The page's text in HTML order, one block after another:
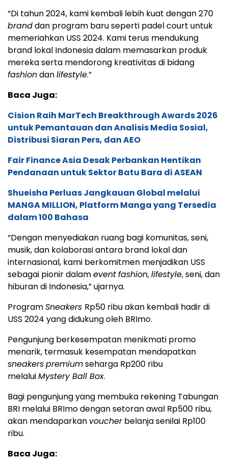
“Di tahun 2024, kami kembali lebih kuat dengan 270
branddan program baru seperti padel court untuk
memeriahkan USS 2024. Kami terus mendukung
brand lokal Indonesia dalam memasarkan produk
mereka serta mendorong kreativitas di bidang
fashiondanlifestyle.”
Baca Juga:
Cision Raih MarTech Breakthrough Awards 2026
untuk Pemantauan dan Analisis Media Sosial,
Distribusi Siaran Pers, dan AEO
Fair Finance Asia Desak Perbankan Hentikan
Pendanaan untuk Sektor Batu Bara di ASEAN
Shueisha Perluas Jangkauan Global melalui
MANGA MILLION, Platform Manga yang Tersedia
dalam 100 Bahasa
“Dengan menyediakan ruang bagi komunitas, seni,
musik, dan kolaborasi antara brand lokal dan
internasional, kami berkomitmen menjadikan USS
sebagai pionir dalameventfashion,lifestyle, seni, dan
hiburan di Indonesia,” ujarnya.
ProgramSneakers Rp50 ribu akan kembali hadir di
USS 2024 yang didukung oleh BRImo.
Pengunjung berkesempatan menikmati promo
menarik, termasuk kesempatan mendapatkan
sneakerspremiumseharga Rp200 ribu
melaluiMystery Ball Box.
Bagi pengunjung yang membuka rekening Tabungan
BRI melalui BRImo dengan setoran awal Rp500 ribu,
akan mendaparkan voucherbelanja senilai Rp100
ribu.
Baca Juga: